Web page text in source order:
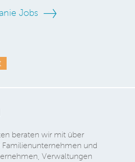
Jobs
beraten wir mit über
und
Verwaltungen